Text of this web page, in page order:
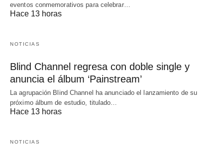
eventos conmemorativos para celebrar…
Hace 13 horas
NOTICIAS
Blind Channel regresa con doble single y
anuncia el álbum ‘Painstream’
La agrupación Blind Channel ha anunciado el lanzamiento de su
próximo álbum de estudio, titulado…
Hace 13 horas
NOTICIAS